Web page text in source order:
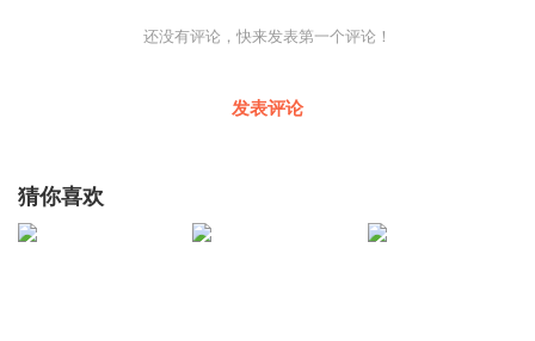
还没有评论，快来发表第一个评论！
发表评论
猜你喜欢